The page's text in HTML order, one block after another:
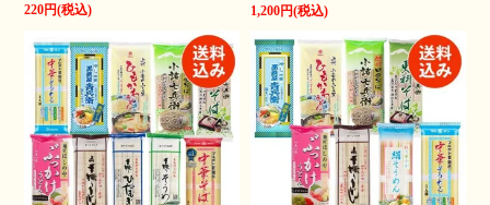
220円(税込)
1,200円(税込)